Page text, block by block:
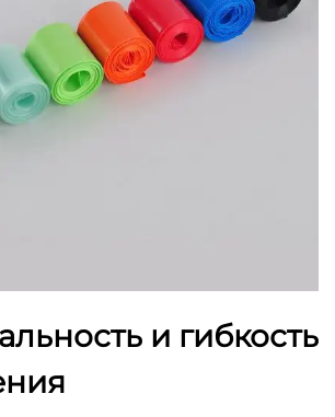
и гибкость